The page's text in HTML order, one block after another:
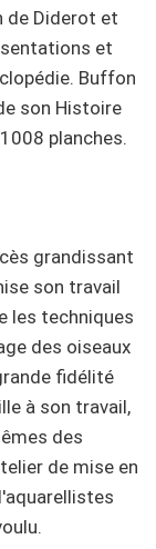
de Diderot et
et
Buffon
son Histoire
planches.
grandissant
son travail
les techniques
des oiseaux
fidélité
à son travail,
des
de mise en